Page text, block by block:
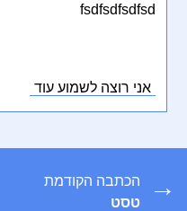
fsdfsdfsdfsd
אני רוצה לשמוע עוד
→
הכתבה הקודמת
טסט